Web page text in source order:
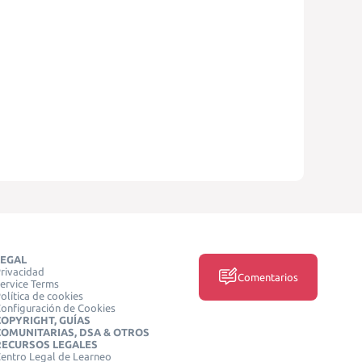
Terms
de cookies
de Cookies
GUÍAS
DSA & OTROS
LEGALES
Legal de Learneo
Comentarios